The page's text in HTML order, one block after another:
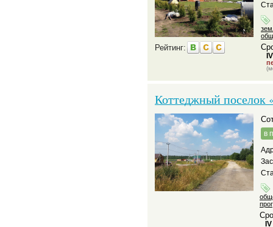
Рейтинг:
Коттеджный поселок
в